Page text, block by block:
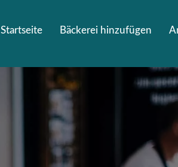
Startseite Bäckerei hinzufügen